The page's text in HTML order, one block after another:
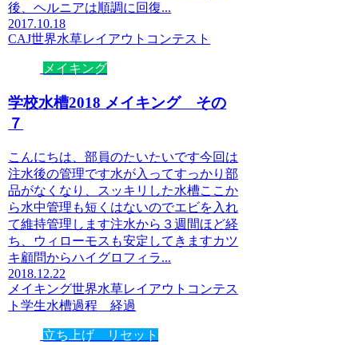
後、ヘルニアは順調に回復...
2017.10.18
CAJ世界水草レイアウトコンテスト
メイキング
学校水槽2018 メイキング その
７
こんにちは、部員のたいたいです今回は
注水後の管理です水が入ってすっかり部
品がなくなり、スッキリした水槽ここか
ら水中管理も短くはないのでエビを入れ
て維持管理します注水から３週間ほど経
ち、ウィローモスも安定してきますカツ
キ顧問からハイグロフィラ...
2018.12.22
メイキング世界水草レイアウトコンテス
ト学生水槽過程 経過
立ち上げ リセット